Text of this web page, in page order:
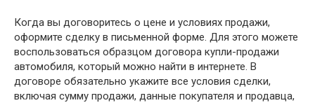
Когда вы договоритесь о цене и условиях продажи,
оформите сделку в письменной форме. Для этого можете
воспользоваться образцом договора купли-продажи
автомобиля, который можно найти в интернете. В
договоре обязательно укажите все условия сделки,
включая сумму продажи, данные покупателя и продавца,